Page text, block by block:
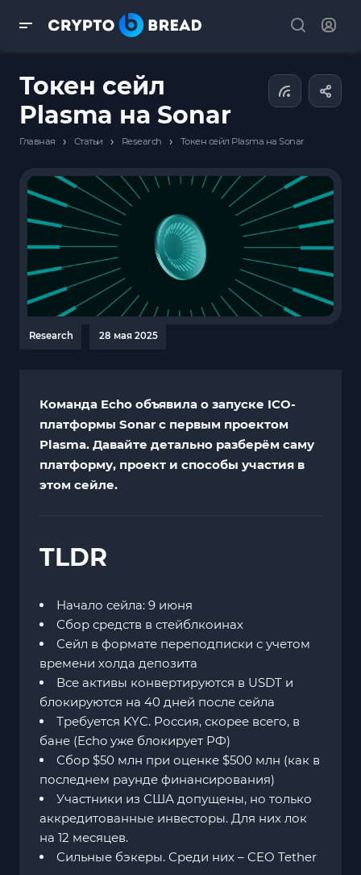
Токен сейл
Plasma на Sonar
Главная › Статьи › Research › Токен сейл Plasma на Sonar
Research 28 мая 2025
Команда Echo объявила о запуске ICO-
платформы Sonar с первым проектом
Plasma. Давайте детально разберём саму
платформу, проект и способы участия в
этом сейле.
TLDR
Начало сейла: 9 июня
Сбор средств в стейблкоинах
Сейл в формате переподписки с учетом
времени холда депозита
Все активы конвертируются в USDT и
блокируются на 40 дней после сейла
Требуется KYC. Россия, скорее всего, в
бане (Echo уже блокирует РФ)
Сбор $50 млн при оценке $500 млн (как в
последнем раунде финансирования)
Участники из США допущены, но только
аккредитованные инвесторы. Для них лок
на 12 месяцев.
Сильные бэкеры. Среди них – CEO Tether